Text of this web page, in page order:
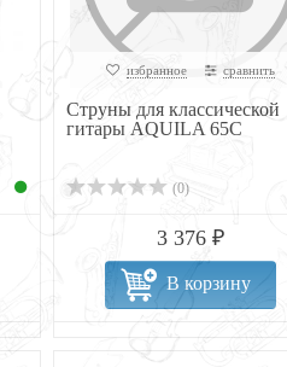
избранное сравнить
Струны для классической
гитары AQUILA 65C
(0)
3 376 ₽
В корзину